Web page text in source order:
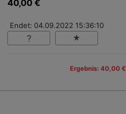
40,00 €
Endet: 04.09.2022 15:36:10
Ergebnis: 40,00 €